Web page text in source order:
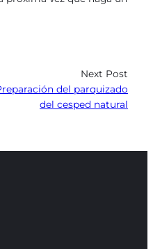
Next Post
del parquizado
del cesped natural